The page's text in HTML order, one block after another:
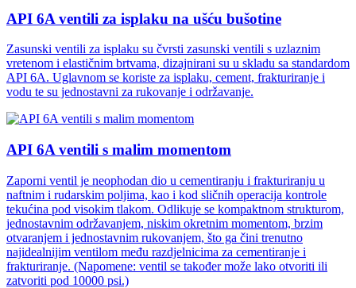
API 6A ventili za isplaku na ušću bušotine
Zasunski ventili za isplaku su čvrsti zasunski ventili s uzlaznim
vretenom i elastičnim brtvama, dizajnirani su u skladu sa standardom
API 6A. Uglavnom se koriste za isplaku, cement, frakturiranje i
vodu te su jednostavni za rukovanje i održavanje.
API 6A ventili s malim momentom
Zaporni ventil je neophodan dio u cementiranju i frakturiranju u
naftnim i rudarskim poljima, kao i kod sličnih operacija kontrole
tekućina pod visokim tlakom. Odlikuje se kompaktnom strukturom,
jednostavnim održavanjem, niskim okretnim momentom, brzim
otvaranjem i jednostavnim rukovanjem, što ga čini trenutno
najidealnijim ventilom među razdjelnicima za cementiranje i
frakturiranje. (Napomene: ventil se također može lako otvoriti ili
zatvoriti pod 10000 psi.)